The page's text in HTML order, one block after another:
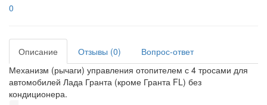
0
Описание Отзывы (0)
Вопрос-ответ
Механизм (рычаги) управления отопителем с 4 тросами для
автомобилей Лада Гранта (кроме Гранта FL) без
кондиционера.